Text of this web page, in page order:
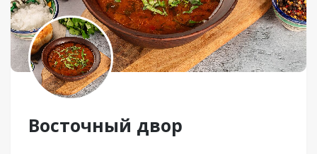
Восточный двор